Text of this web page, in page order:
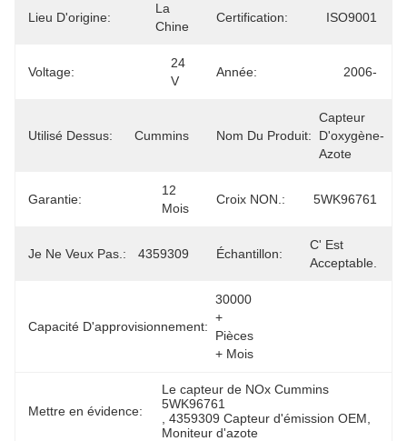
Lieu D'origine:
La
Chine
Certification: ISO9001
Voltage:
24
V
Année: 2006-
Utilisé Dessus: Cummins Nom Du Produit:
Capteur
D'oxygène-
Azote
Garantie:
12
Mois
Croix NON.: 5WK96761
Je Ne Veux Pas.: 4359309 Échantillon:
C' Est
Acceptable.
Capacité D'approvisionnement:
30000
+
Pièces
+ Mois
Mettre en évidence:
Le capteur de NOx Cummins
5WK96761
, 4359309 Capteur d'émission OEM
Moniteur d'azote